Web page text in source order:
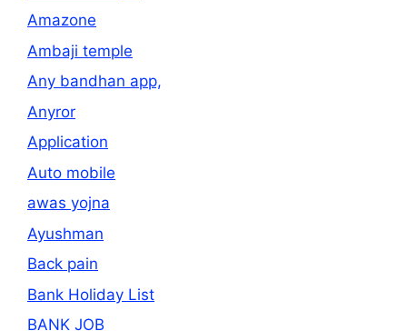
Amazone
Ambaji temple
Any bandhan app,
Anyror
Application
Auto mobile
awas yojna
Ayushman
Back pain
Bank Holiday List
BANK JOB